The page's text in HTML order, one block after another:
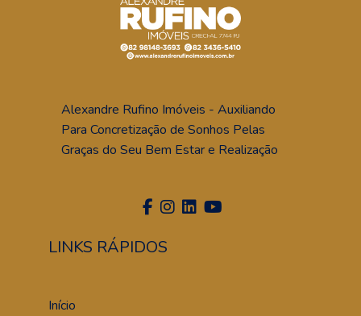
Alexandre Rufino Imóveis - Auxiliando
Para Concretização de Sonhos Pelas
Graças do Seu Bem Estar e Realização
LINKS RÁPIDOS
Início